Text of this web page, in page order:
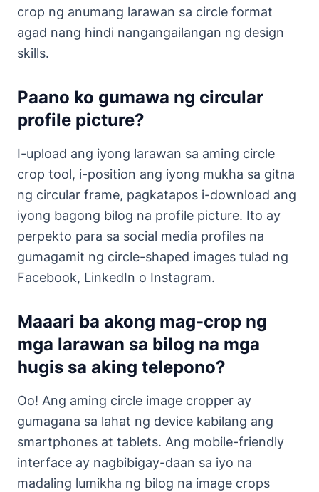
crop ng anumang larawan sa circle format
agad nang hindi nangangailangan ng design
skills.
Paano ko gumawa ng circular
profile picture?
I-upload ang iyong larawan sa aming circle
crop tool, i-position ang iyong mukha sa gitna
ng circular frame, pagkatapos i-download ang
iyong bagong bilog na profile picture. Ito ay
perpekto para sa social media profiles na
gumagamit ng circle-shaped images tulad ng
Facebook, LinkedIn o Instagram.
Maaari ba akong mag-crop ng
mga larawan sa bilog na mga
hugis sa aking telepono?
Oo! Ang aming circle image cropper ay
gumagana sa lahat ng device kabilang ang
smartphones at tablets. Ang mobile-friendly
interface ay nagbibigay-daan sa iyo na
madaling lumikha ng bilog na image crops